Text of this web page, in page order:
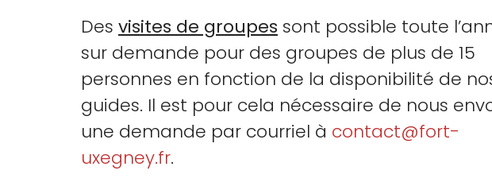
Des visites de groupes sont possible toute
sur demande pour des groupes de plus de 15
personnes en fonction de la disponibilité de
guides. Il est pour cela nécessaire de nous
une demande par courriel à contact@fort-
uxegney.fr.